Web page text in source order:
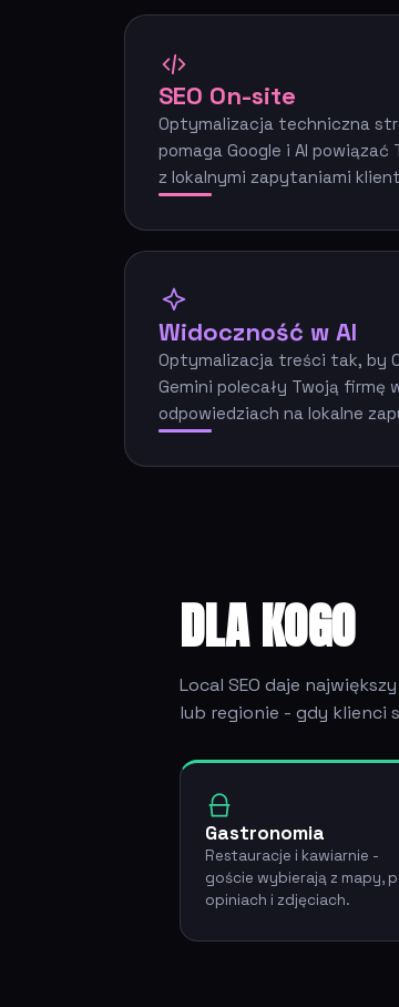
SEO On-site
Optymalizacja techniczna
pomaga Google i AI powiązać
z lokalnymi zapytaniami
Widoczność w AI
Optymalizacja treści tak, by
Gemini polecały Twoją firmę
odpowiedziach na lokalne
DLA KOGO
Local SEO daje
lub regionie - gdy klienci
Gastronomia
Restauracje i kawiarnie -
goście wybierają z mapy,
opiniach i zdjęciach.